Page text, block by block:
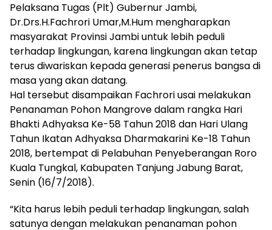
Pelaksana Tugas (Plt) Gubernur Jambi,
Dr.Drs.H.Fachrori Umar,M.Hum mengharapkan
masyarakat Provinsi Jambi untuk lebih peduli
terhadap lingkungan, karena lingkungan akan tetap
terus diwariskan kepada generasi penerus bangsa di
masa yang akan datang.
Hal tersebut disampaikan Fachrori usai melakukan
Penanaman Pohon Mangrove dalam rangka Hari
Bhakti Adhyaksa Ke-58 Tahun 2018 dan Hari Ulang
Tahun Ikatan Adhyaksa Dharmakarini Ke-18 Tahun
2018, bertempat di Pelabuhan Penyeberangan Roro
Kuala Tungkal, Kabupaten Tanjung Jabung Barat,
Senin (16/7/2018).
“Kita harus lebih peduli terhadap lingkungan, salah
satunya dengan melakukan penanaman pohon